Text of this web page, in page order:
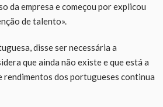
da empresa e começou por explicou
de talento».
disse ser necessária a
que ainda não existe e que está a
rendimentos dos portugueses continua